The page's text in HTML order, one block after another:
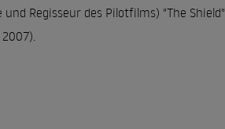
und Regisseur des Pilotfilms) "The
2007).